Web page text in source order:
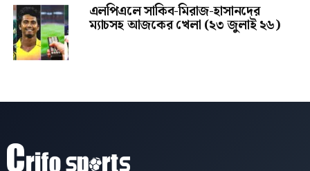
এলপিএলে সাকিব-মিরাজ-হাসানদের
ম্যাচসহ আজকের খেলা (২৩ জুলাই ২৬)